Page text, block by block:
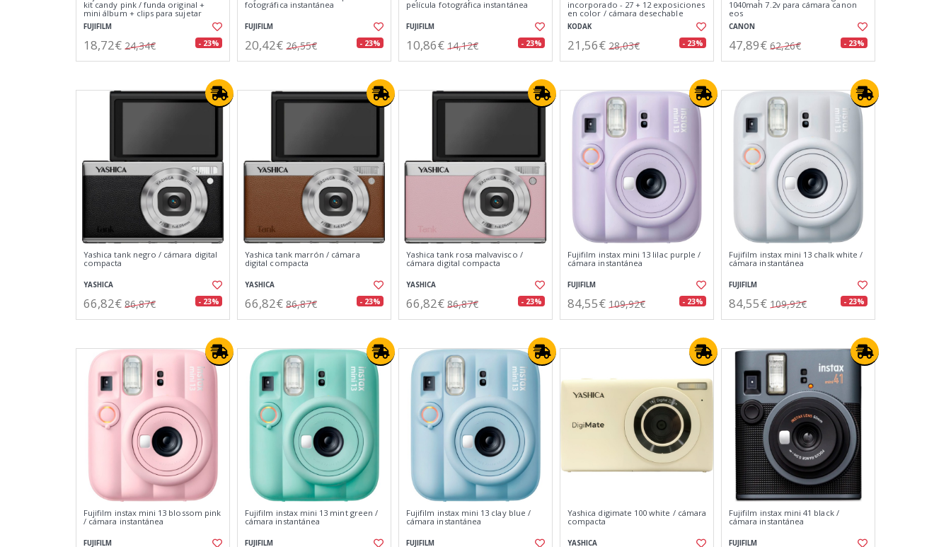
kit candy pink / funda original +
mini álbum + clips para sujetar
fotos
FUJIFILM
18,72€ 24,34€ - 23%
fotográfica instantánea
FUJIFILM
20,42€ 26,55€ - 23%
película fotográfica instantánea
FUJIFILM
10,86€ 14,12€ - 23%
incorporado - 27 + 12 exposiciones
en color / cámara desechable
KODAK
21,56€ 28,03€ - 23%
1040mah 7.2v para cámara canon
eos
CANON
47,89€ 62,26€ - 23%
Yashica tank negro / cámara digital
compacta
YASHICA
66,82€ 86,87€ - 23%
Yashica tank marrón / cámara
digital compacta
YASHICA
66,82€ 86,87€ - 23%
Yashica tank rosa malvavisco /
cámara digital compacta
YASHICA
66,82€ 86,87€ - 23%
Fujifilm instax mini 13 lilac purple /
cámara instantánea
FUJIFILM
84,55€ 109,92€ - 23%
Fujifilm instax mini 13 chalk white /
cámara instantánea
FUJIFILM
84,55€ 109,92€ - 23%
Fujifilm instax mini 13 blossom pink
/ cámara instantánea
FUJIFILM
Fujifilm instax mini 13 mint green /
cámara instantánea
FUJIFILM
Fujifilm instax mini 13 clay blue /
cámara instantánea
FUJIFILM
Yashica digimate 100 white / cámara
compacta
YASHICA
Fujifilm instax mini 41 black /
cámara instantánea
FUJIFILM